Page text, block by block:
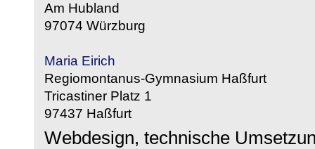
Am Hubland
97074 Würzburg
Maria Eirich
Regiomontanus-Gymnasium Haßfurt
Tricastiner Platz 1
97437 Haßfurt
Webdesign, technische